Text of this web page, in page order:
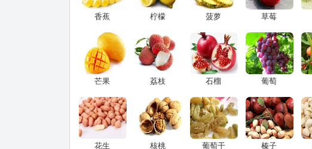
香蕉 柠檬 菠萝 草莓
芒果 荔枝 石榴 葡萄
花生 核桃 葡萄干 榛子